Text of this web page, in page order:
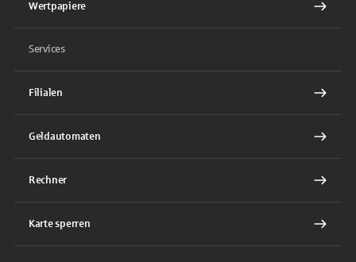
Wertpapiere
Services
Filialen
Geldautomaten
Rechner
Karte sperren